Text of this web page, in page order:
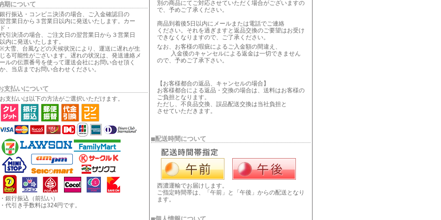
期について
銀行振込・コンビニ決済の場合、ご入金確認日の
翌営業日から３営業日以内に発送いたします。カー
ド・
代引決済の場合、ご注文日の翌営業日から３営業日
以内に発送いたします。
※大雪、台風などの天候状況により、運送に遅れが生
じる可能性がございます。遅れの状況は、発送連絡メ
ールの伝票番号を使って運送会社にお問い合せ頂く
か、当店までお問い合わせください。
支払いについて
お支払いは以下の方法がご選択いただけます。
・銀行振込（前払い）
・代引き手数料は324円です。
別の商品にてご対応させていただく場合がございますの
で、予めご了承ください。
商品到着後5日以内にメールまたは電話でご連絡
ください。それを過ぎますと返品交換のご要望はお受け
できなくなりますので、ご了承ください。
なお、お客様の瑕疵によるご入金額の間違え、
入金後のキャンセルによる返金は一切できません
ので、予めご了承下さい。
【お客様都合の返品、キャンセルの場合】
お客様都合による返品・交換の場合は、送料はお客様の
ご負担となります。
ただし、不良品交換、誤品配送交換は当社負担と
させていただきます。
■配送時間について
西濃運輸でお届けします。
ご指定時間帯は、「午前」と「午後」からの配送となり
ます。